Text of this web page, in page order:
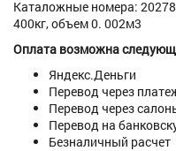
Каталожные номера:
400кг, объем 0. 002м3
Оплата возможна
Яндекс.Деньги
Перевод через
Перевод через
Перевод на
Безналичный расчет